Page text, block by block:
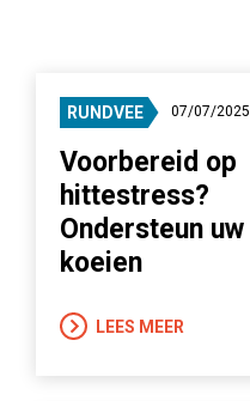
RUNDVEE 07/07/2025
Voorbereid op
hittestress?
Ondersteun uw
koeien
LEES MEER